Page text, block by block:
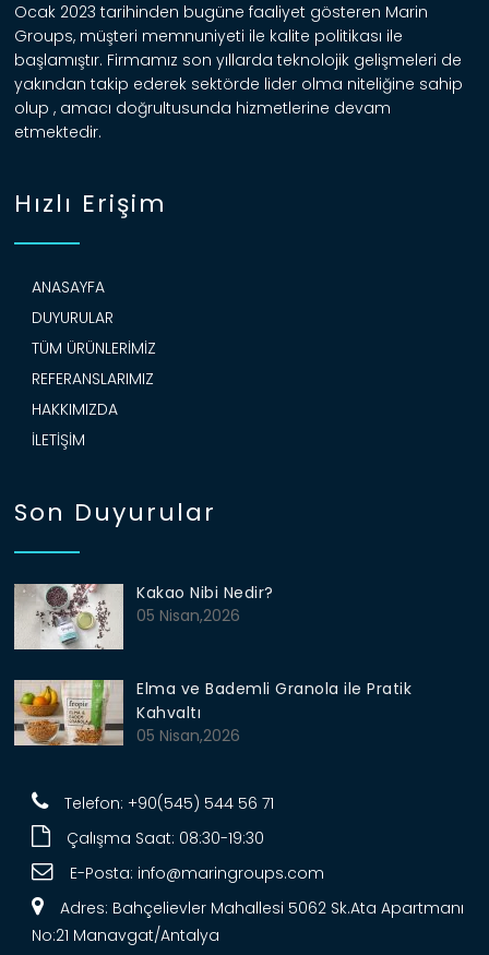
Ocak 2023 tarihinden bugüne faaliyet gösteren Marin
Groups, müşteri memnuniyeti ile kalite politikası ile
başlamıştır. Firmamız son yıllarda teknolojik gelişmeleri de
yakından takip ederek sektörde lider olma niteliğine sahip
olup , amacı doğrultusunda hizmetlerine devam
etmektedir.
Hızlı Erişim
ANASAYFA
DUYURULAR
TÜM ÜRÜNLERIMIZ
REFERANSLARIMIZ
HAKKIMIZDA
İLETIŞIM
Son Duyurular
Kakao Nibi Nedir?
05 Nisan,2026
Elma ve Bademli Granola ile Pratik
Kahvaltı
05 Nisan,2026
Telefon: +90(545) 544 56 71
Çalışma Saat: 08:30-19:30
E-Posta: info@maringroups.com
Adres: Bahçelievler Mahallesi 5062 Sk.Ata Apartmanı
No:21 Manavgat/Antalya